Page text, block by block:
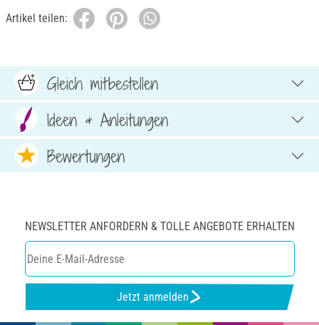
Artikel teilen:
Gleich mitbestellen
Ideen & Anleitungen
Bewertungen
NEWSLETTER ANFORDERN & TOLLE ANGEBOTE ERHALTEN
Jetzt anmelden